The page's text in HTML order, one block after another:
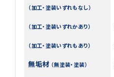
（加工・塗装いずれもなし）
（加工・塗装いずれかあり）
（加工・塗装いずれもあり）
無垢材 （無塗装・塗装）